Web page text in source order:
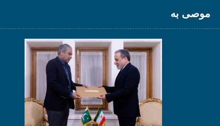
موصى به